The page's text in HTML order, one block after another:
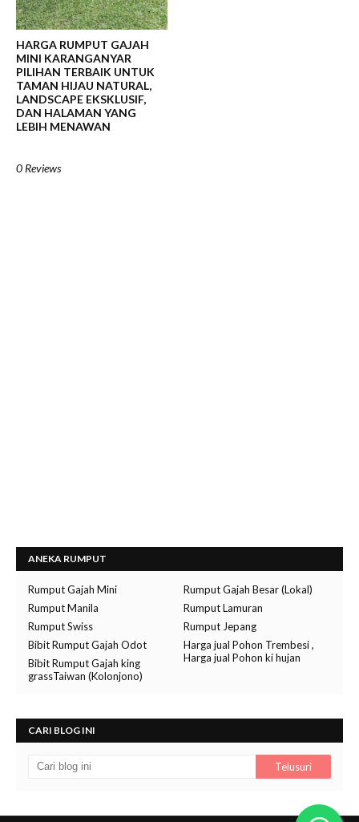
HARGA RUMPUT GAJAH
MINI KARANGANYAR
PILIHAN TERBAIK UNTUK
TAMAN HIJAU NATURAL,
LANDSCAPE EKSKLUSIF,
DAN HALAMAN YANG
LEBIH MENAWAN
0 Reviews
ANEKA RUMPUT
Rumput Gajah Mini
Rumput Gajah Besar (Lokal)
Rumput Manila
Rumput Lamuran
Rumput Swiss
Rumput Jepang
Bibit Rumput Gajah Odot
Harga jual Pohon Trembesi ,
Harga jual Pohon ki hujan
Bibit Rumput Gajah king
grassTaiwan (Kolonjono)
CARI BLOG INI